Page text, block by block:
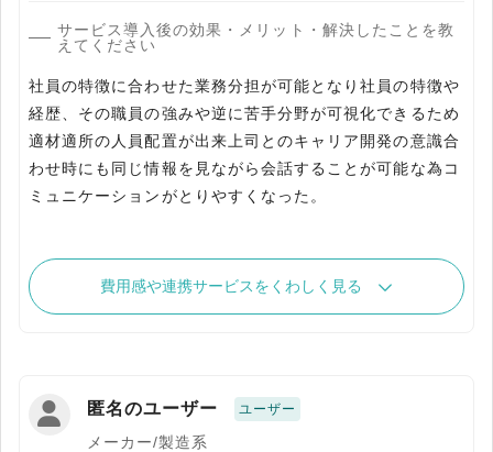
サービス導入後の効果・メリット・解決したことを教
えてください
社員の特徴に合わせた業務分担が可能となり社員の特徴や
経歴、その職員の強みや逆に苦手分野が可視化できるため
適材適所の人員配置が出来上司とのキャリア開発の意識合
わせ時にも同じ情報を見ながら会話することが可能な為コ
ミュニケーションがとりやすくなった。
費用感や連携サービスをくわしく見る
匿名のユーザー ユーザー
メーカー/製造系